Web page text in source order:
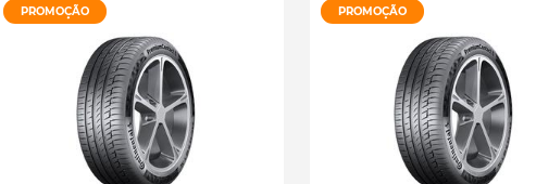
PROMOÇÃO PROMOÇÃO